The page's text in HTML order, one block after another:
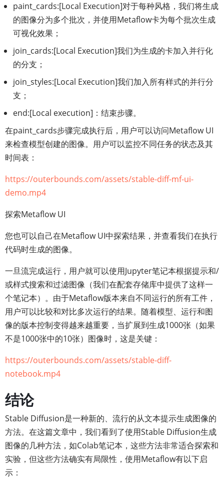
paint_cards:[Local Execution]对于每种风格，我们将生成
的图像分为多个批次，并使用Metaflow卡为每个批次生成
可视化效果；
join_cards:[Local Execution]我们为生成的卡加入并行化
的分支；
join_styles:[Local Execution]我们加入所有样式的并行分
支；
end:[Local execution]：结束步骤。
在paint_cards步骤完成执行后，用户可以访问Metaflow UI
来检查模型创建的图像。用户可以监控不同任务的状态及其
时间表：
https://outerbounds.com/assets/stable-diff-mf-ui-
demo.mp4
探索Metaflow UI
您也可以自己在Metaflow UI中探索结果，并查看我们在执行
代码时生成的图像。
一旦流完成运行，用户就可以使用Jupyter笔记本根据提示和/
或样式搜索和过滤图像（我们在配套存储库中提供了这样一
个笔记本）。由于Metaflow版本来自不同运行的所有工件，
用户可以比较和对比多次运行的结果。随着模型、运行和图
像的版本控制变得越来越重要，当扩展到生成1000张（如果
不是1000张中的10张）图像时，这是关键：
https://outerbounds.com/assets/stable-diff-
notebook.mp4
结论
Stable Diffusion是一种新的、流行的从文本提示生成图像的
方法。在这篇文章中，我们看到了使用Stable Diffusion生成
图像的几种方法，如Colab笔记本，这些方法非常适合探索和
实验，但这些方法确实有局限性，使用Metaflow有以下启
示：